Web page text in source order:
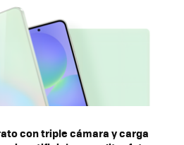
con triple cámara y carga